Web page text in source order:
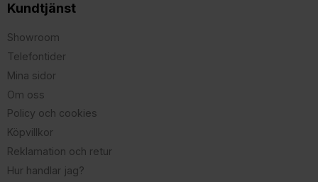
Kundtjänst
Showroom
Telefontider
Mina sidor
Om oss
Policy och cookies
Köpvillkor
Reklamation och retur
Hur handlar jag?